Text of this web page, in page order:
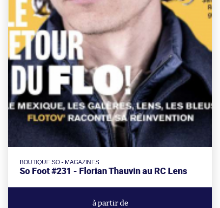
BOUTIQUE SO - MAGAZINES
So Foot #231 - Florian Thauvin au RC Lens
à partir de